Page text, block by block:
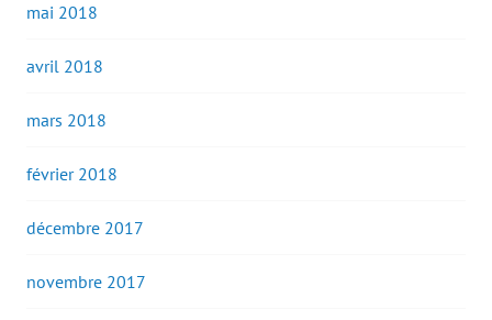
mai 2018
avril 2018
mars 2018
février 2018
décembre 2017
novembre 2017